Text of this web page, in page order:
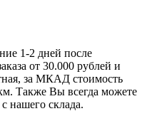
1-2 дней после
от 30.000 рублей и
за МКАД стоимость
Также Вы всегда можете
нашего склада.